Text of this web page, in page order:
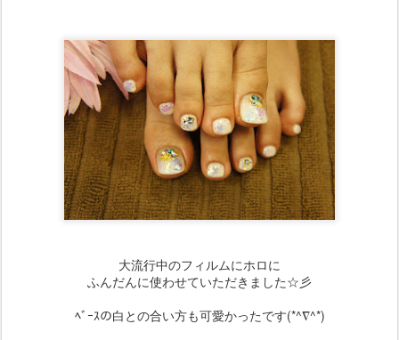
大流行中のフィルムにホロに
ふんだんに使わせていただきました☆彡
ﾍﾞｰｽの白との合い方も可愛かったです(*^∇^*)